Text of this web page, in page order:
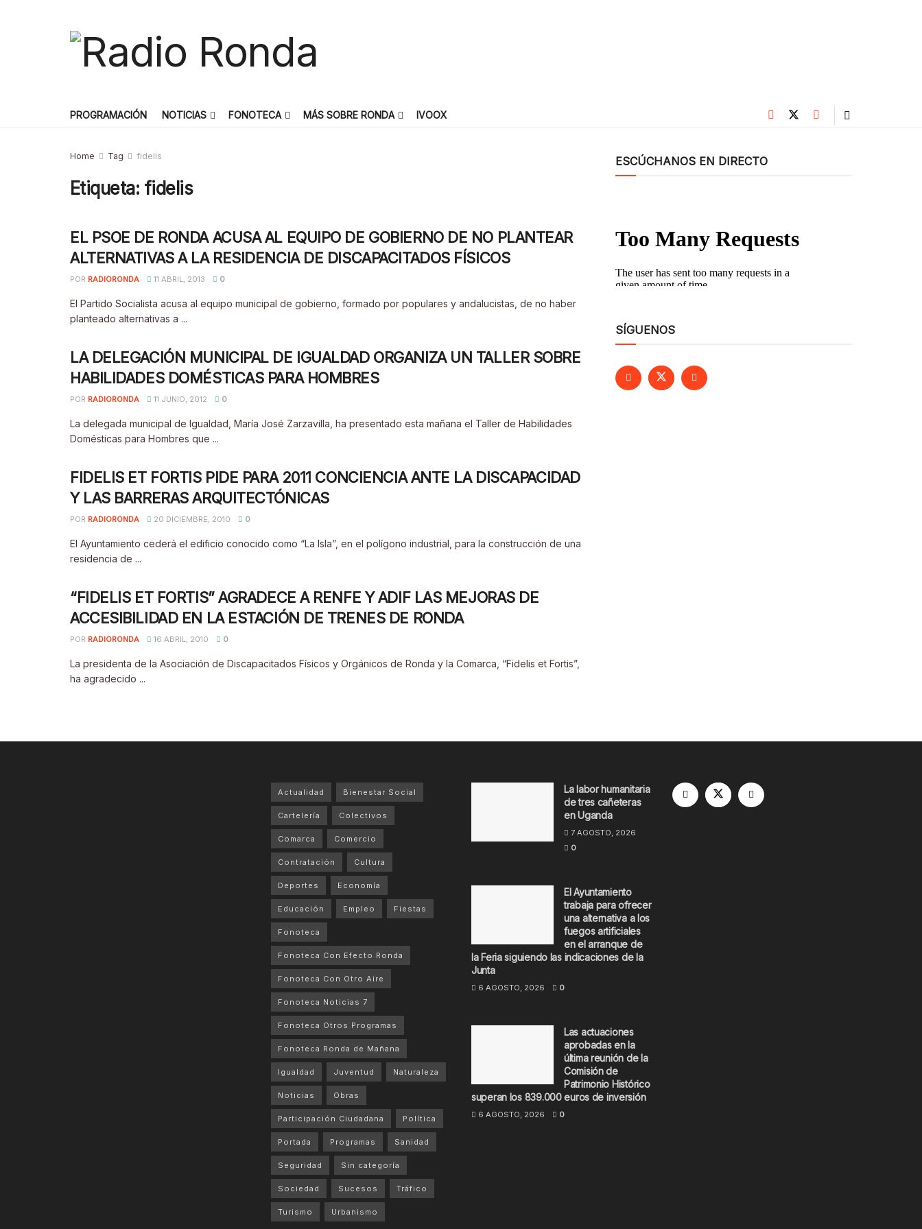
PROGRAMACIÓN NOTICIAS FONOTECA MÁS SOBRE RONDA IVOOX
Home Tag fidelis
Etiqueta: fidelis
EL PSOE DE RONDA ACUSA AL EQUIPO DE GOBIERNO DE NO PLANTEAR
ALTERNATIVAS A LA RESIDENCIA DE DISCAPACITADOS FÍSICOS
POR RADIORONDA 11 ABRIL, 2013 0
El Partido Socialista acusa al equipo municipal de gobierno, formado por populares y andalucistas, de no haber
planteado alternativas a ...
LA DELEGACIÓN MUNICIPAL DE IGUALDAD ORGANIZA UN TALLER SOBRE
HABILIDADES DOMÉSTICAS PARA HOMBRES
POR RADIORONDA 11 JUNIO, 2012 0
La delegada municipal de Igualdad, María José Zarzavilla, ha presentado esta mañana el Taller de Habilidades
Domésticas para Hombres que ...
FIDELIS ET FORTIS PIDE PARA 2011 CONCIENCIA ANTE LA DISCAPACIDAD
Y LAS BARRERAS ARQUITECTÓNICAS
POR RADIORONDA 20 DICIEMBRE, 2010 0
El Ayuntamiento cederá el edificio conocido como “La Isla”, en el polígono industrial, para la construcción de una
residencia de ...
“FIDELIS ET FORTIS” AGRADECE A RENFE Y ADIF LAS MEJORAS DE
ACCESIBILIDAD EN LA ESTACIÓN DE TRENES DE RONDA
POR RADIORONDA 16 ABRIL, 2010 0
La presidenta de la Asociación de Discapacitados Físicos y Orgánicos de Ronda y la Comarca, “Fidelis et Fortis”,
ha agradecido ...
ESCÚCHANOS EN DIRECTO
SÍGUENOS
Actualidad Bienestar Social
Cartelería Colectivos
Comarca Comercio
Contratación Cultura
Deportes Economía
Educación Empleo Fiestas
Fonoteca
Fonoteca Con Efecto Ronda
Fonoteca Con Otro Aire
Fonoteca Noticias 7
Fonoteca Otros Programas
Fonoteca Ronda de Mañana
Igualdad Juventud Naturaleza
Noticias Obras
Participación Ciudadana Política
Portada Programas Sanidad
Seguridad Sin categoría
Sociedad Sucesos Tráfico
Turismo Urbanismo
La labor humanitaria
de tres cañeteras
en Uganda
7 AGOSTO, 2026
0
El Ayuntamiento
trabaja para ofrecer
una alternativa a los
fuegos artificiales
en el arranque de
la Feria siguiendo las indicaciones de la
Junta
6 AGOSTO, 2026 0
Las actuaciones
aprobadas en la
última reunión de la
Comisión de
Patrimonio Histórico
superan los 839.000 euros de inversión
6 AGOSTO, 2026 0